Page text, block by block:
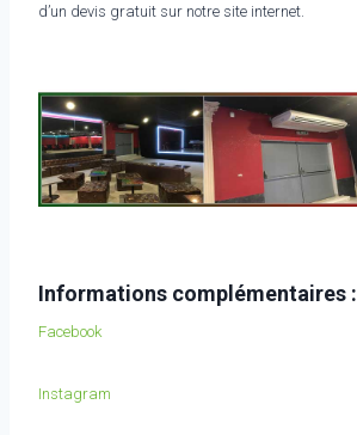
d’un devis gratuit sur notre site internet.
Informations complémentaires :
Facebook
Instagram